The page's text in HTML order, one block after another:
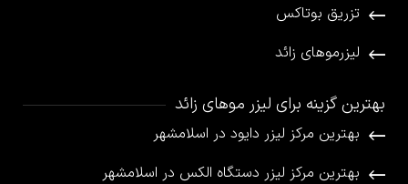
تزریق بوتاکس
لیزرموهای زائد
بهترین گزینه برای لیزر موهای زائد
بهترین مرکز لیزر دایود در اسلامشهر
بهترین مرکز لیزر دستگاه الکس در اسلامشهر